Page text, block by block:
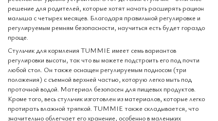
решение для родителей, которые хотят начать расширять рацион
малыша с четырех месяцев. Благодаря правильной регулировке и
регулируемым ремням безопасности, научиться есть будет гораздо
проще.
Стульчик для кормления TUMMIE имеет семь вариантов
регулировки высоты, так что вы можете подстроить его под почти
любой стол. Он также оснащен регулируемым подносом (три
положения) с съемной верхней частью, которую легко мыть под
проточной водой. Материал безопасен для пищевых продуктов.
Кроме того, весь стульчик изготовлен из материалов, которые легко
протирать влажной тряпкой. TUMMIE также складывается, что
значительно облегчает его хранение, особенно в маленьких